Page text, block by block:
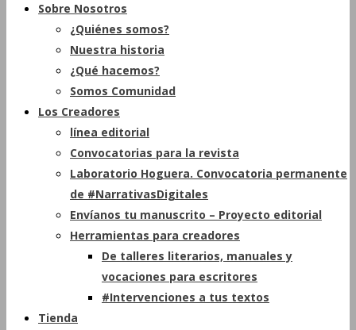
Sobre Nosotros
¿Quiénes somos?
Nuestra historia
¿Qué hacemos?
Somos Comunidad
Los Creadores
línea editorial
Convocatorias para la revista
Laboratorio Hoguera. Convocatoria permanente
de #NarrativasDigitales
Envíanos tu manuscrito – Proyecto editorial
Herramientas para creadores
De talleres literarios, manuales y
vocaciones para escritores
#Intervenciones a tus textos
Tienda